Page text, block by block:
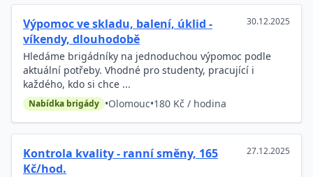
Výpomoc ve skladu, balení, úklid -
víkendy, dlouhodobě
30.12.2025
Hledáme brigádníky na jednoduchou výpomoc podle
aktuální potřeby. Vhodné pro studenty, pracující i
každého, kdo si chce ...
Nabídka brigády •Olomouc•180 Kč / hodina
Kontrola kvality - ranní směny, 165
Kč/hod.
27.12.2025